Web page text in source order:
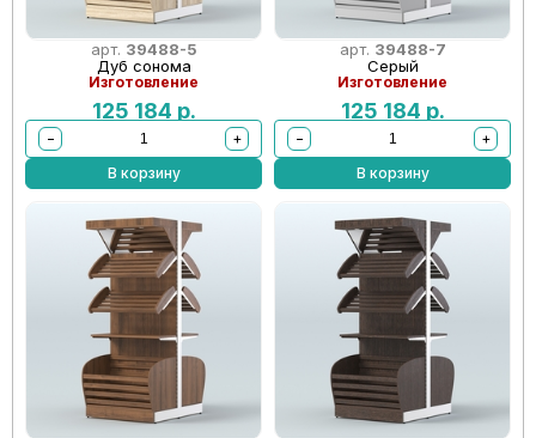
арт. 39488-5
Дуб сонома
Изготовление
125 184 р.
−
+
В корзину
арт. 39488-7
Серый
Изготовление
125 184 р.
−
+
В корзину